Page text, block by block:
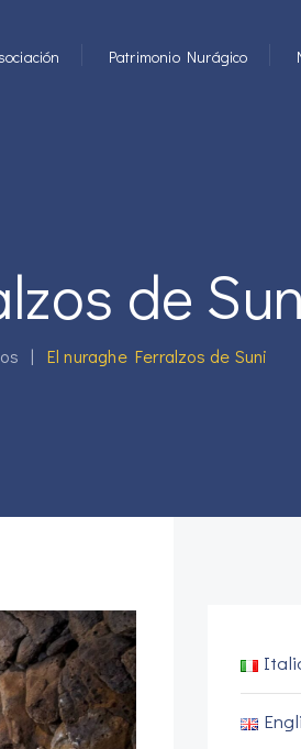
Patrimonio Nurágico
de
| El nuraghe Ferralzos de Suni